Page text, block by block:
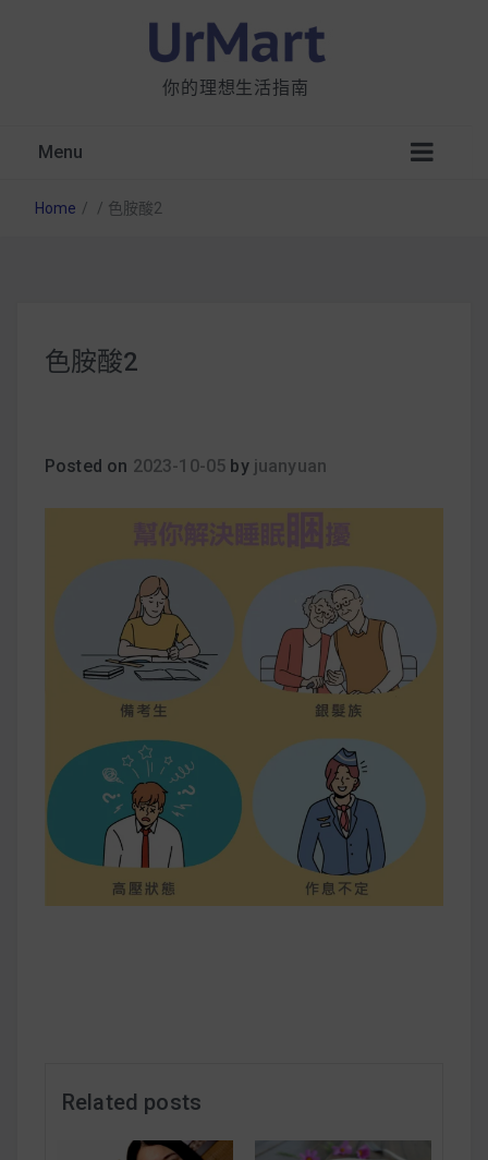
你的理想生活指南
Menu
析：成分、營養價值及其優缺點
健身重訓菜單
運動健身飲食建議
2020 年最新蛋白粉終極指南，讓你一次搞
清楚！
七大經典健身疑問，不要再被這些問題困擾
啦！
蔬食純素營養
Home / / 色胺酸2
色胺酸2
Posted on 2023-10-05 by juanyuan
Related posts